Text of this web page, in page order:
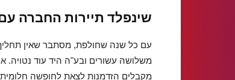
שינפלד תיירות החברה
עם כל שנה שחולפת, מסתבר שאין
משלושה עשורים ובע"ה היד עוד נטויה.
מקבלים הזדמנות לצאת לחופשה